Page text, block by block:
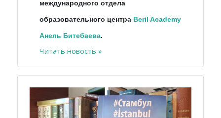
международного отдела
образовательного центра Beril Academy
Анель Битебаева.
Читать новость »